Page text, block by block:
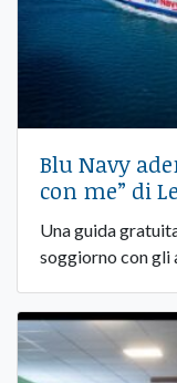
Blu Navy
con me” di
Una guida
soggiorno con gli